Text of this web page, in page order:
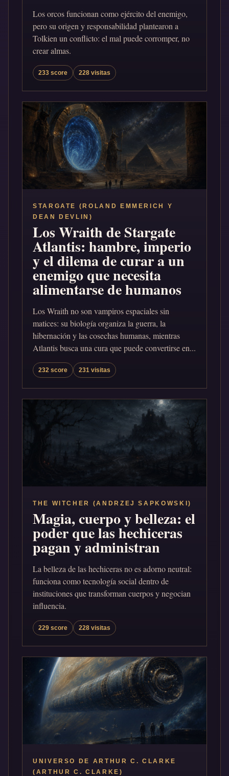
Los orcos funcionan como ejército del enemigo,
pero su origen y responsabilidad plantearon a
Tolkien un conflicto: el mal puede corromper, no
crear almas.
233 score 228 visitas
STARGATE (ROLAND EMMERICH Y
DEAN DEVLIN)
Los Wraith de Stargate
Atlantis: hambre, imperio
y el dilema de curar a un
enemigo que necesita
alimentarse de humanos
Los Wraith no son vampiros espaciales sin
matices: su biología organiza la guerra, la
hibernación y las cosechas humanas, mientras
Atlantis busca una cura que puede convertirse en...
232 score 231 visitas
THE WITCHER (ANDRZEJ SAPKOWSKI)
Magia, cuerpo y belleza: el
poder que las hechiceras
pagan y administran
La belleza de las hechiceras no es adorno neutral:
funciona como tecnología social dentro de
instituciones que transforman cuerpos y negocian
influencia.
229 score 228 visitas
UNIVERSO DE ARTHUR C. CLARKE
(ARTHUR C. CLARKE)